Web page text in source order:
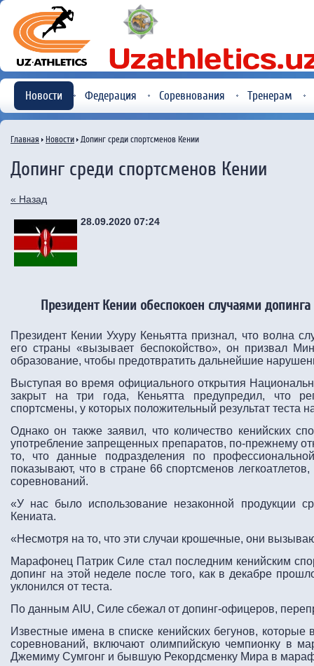
Новости Федерация Соревнования Тренерам
Главная Новости Допинг среди спортсменов Кении
Допинг среди спортсменов Кении
« Назад
28.09.2020 07:24
Президент Кении обеспокоен случаями
Президент Кении Ухуру Кеньятта признал, что волна
его страны «вызывает беспокойство», он призвал
образование, чтобы предотвратить дальнейшие
Выступая во время официального открытия
закрыт на три года, Кеньятта предупредил, что
спортсмены, у которых положительный результат теста
Однако он также заявил, что количество кенийских
употребление запрещенных препаратов, по-прежнему
то, что данные подразделения по
показывают, что в стране 66 спортсменов
соревнований.
«У нас было использование незаконной продукции
Кениата.
«Несмотря на то, что эти случаи крошечные, они
Марафонец Патрик Силе стал последним кенийским
допинг на этой неделе после того, как в декабре
уклонился от теста.
По данным AIU, Силе сбежал от допинг-офицеров,
Известные имена в списке кенийских бегунов,
соревнований, включают олимпийскую чемпионку в
Джемиму Сумгонг и бывшую Рекордсменку Мира в